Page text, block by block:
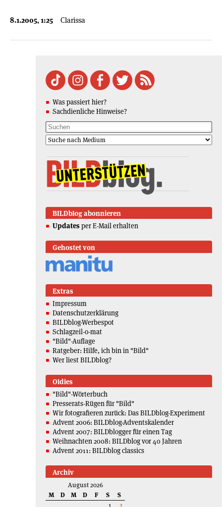
8.1.2005, 1:25 Clarissa
Was passiert hier?
Sachdienliche Hinweise?
BILDblog abonnieren
Updates per E-Mail erhalten
Gehostet von
Extras
Impressum
Datenschutzerklärung
BILDblog-Werbespot
Schlagzeil-o-mat
"Bild"-Auflage
Ratgeber: Hilfe, ich bin in "Bild"
Wer liest BILDblog?
Oldies
"Bild"-Wörterbuch
Presserats-Rügen für "Bild"
Wir fotografieren zurück: Das BILDblog-Experiment
Advent 2006: BILDblog-Adventskalender
Advent 2007: BILDblogger für einen Tag
Weihnachten 2008: BILDblog vor 40 Jahren
Advent 2011: BILDblog classics
Archiv
August 2026
M
D M D F S
S
1
2